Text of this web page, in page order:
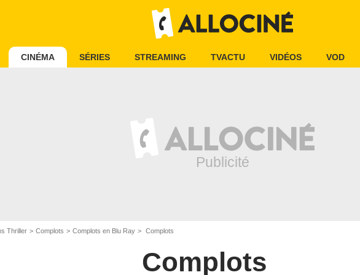
CINÉMA SÉRIES STREAMING TVACTU VIDÉOS VOD
Thriller Complots Complots en Blu Ray Complots
Complots